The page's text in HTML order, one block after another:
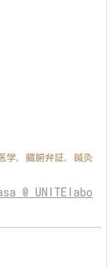
学 臓腑弁証 鍼灸
@ UNITElabo